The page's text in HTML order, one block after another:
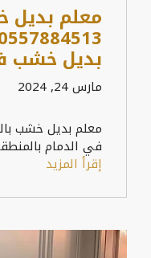
معلم بديل
بديل خشب
مارس 24, 2024
معلم بديل خشب
في الدمام
إقرأ المزيد